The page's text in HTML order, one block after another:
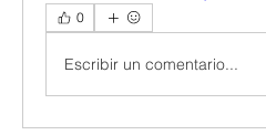
0
Escribir un comentario...